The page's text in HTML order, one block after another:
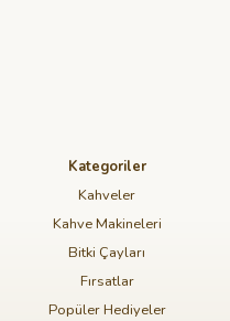
Kategoriler
Kahveler
Kahve Makineleri
Bitki Çayları
Fırsatlar
Popüler Hediyeler